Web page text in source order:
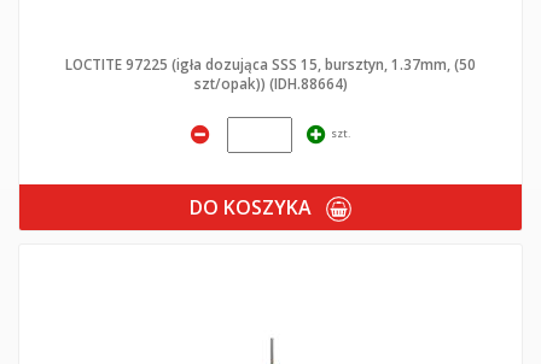
LOCTITE 97225 (igła dozująca SSS 15, bursztyn, 1.37mm, (50
szt/opak)) (IDH.88664)
szt.
DO KOSZYKA